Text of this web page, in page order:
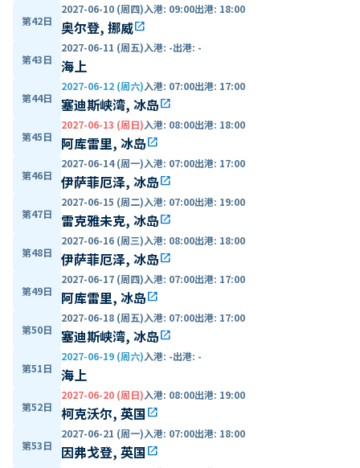
第42日
2027-06-10 (周四)入港: 09:00出港: 18:00
奥尔登, 挪威open_in_new
第43日
2027-06-11 (周五)入港: -出港: -
海上
第44日
2027-06-12 (周六)入港: 07:00出港: 17:00
塞迪斯峡湾, 冰岛open_in_new
第45日
2027-06-13 (周日)入港: 08:00出港: 18:00
阿库雷里, 冰岛open_in_new
第46日
2027-06-14 (周一)入港: 07:00出港: 17:00
伊萨菲厄泽, 冰岛open_in_new
第47日
2027-06-15 (周二)入港: 07:00出港: 19:00
雷克雅未克, 冰岛open_in_new
第48日
2027-06-16 (周三)入港: 08:00出港: 18:00
伊萨菲厄泽, 冰岛open_in_new
第49日
2027-06-17 (周四)入港: 07:00出港: 17:00
阿库雷里, 冰岛open_in_new
第50日
2027-06-18 (周五)入港: 07:00出港: 17:00
塞迪斯峡湾, 冰岛open_in_new
第51日
2027-06-19 (周六)入港: -出港: -
海上
第52日
2027-06-20 (周日)入港: 08:00出港: 19:00
柯克沃尔, 英国open_in_new
第53日
2027-06-21 (周一)入港: 07:00出港: 18:00
因弗戈登, 英国open_in_new